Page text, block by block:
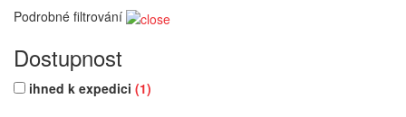
Podrobné filtrování
Dostupnost
ihned k expedici (1)